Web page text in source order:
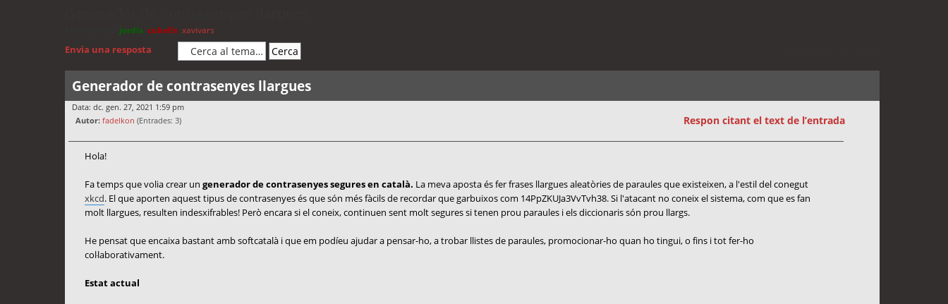
jordis cubells xavivars
Envia una resposta
Generador de contrasenyes llargues
Data: dc. gen. 27, 2021 1:59 pm
Autor: fadelkon (Entrades: 3) Respon citant el text de l’entrada
Hola!
Fa temps que volia crear un generador de contrasenyes segures en català. La meva aposta és fer frases llargues aleatòries de paraules que existeixen, a l'estil del conegut
xkcd. El que aporten aquest tipus de contrasenyes és que són més fàcils de recordar que garbuixos com 14PpZKUJa3VvTvh38. Si l'atacant no coneix el sistema, com que es fan
molt llargues, resulten indesxifrables! Però encara si el coneix, continuen sent molt segures si tenen prou paraules i els diccionaris són prou llargs.
He pensat que encaixa bastant amb softcatalà i que em podíeu ajudar a pensar-ho, a trobar llistes de paraules, promocionar-ho quan ho tingui, o fins i tot fer-ho
coŀlaborativament.
Estat actual